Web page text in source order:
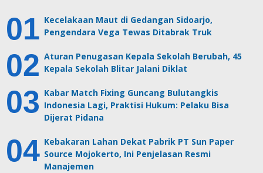
Kecelakaan Maut di Gedangan Sidoarjo,
Pengendara Vega Tewas Ditabrak Truk
Aturan Penugasan Kepala Sekolah Berubah, 45
Kepala Sekolah Blitar Jalani Diklat
Kabar Match Fixing Guncang Bulutangkis
Indonesia Lagi, Praktisi Hukum: Pelaku Bisa
Dijerat Pidana
Kebakaran Lahan Dekat Pabrik PT Sun Paper
Source Mojokerto, Ini Penjelasan Resmi
Manajemen